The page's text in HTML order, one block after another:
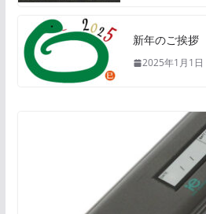
新年のご挨拶
2025年1月1日